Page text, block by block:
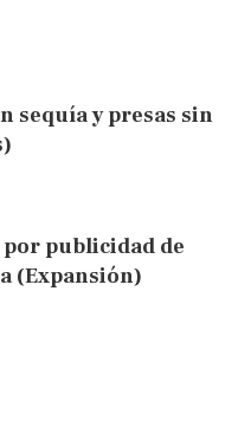
sequía y presas sin
por publicidad de
(Expansión)